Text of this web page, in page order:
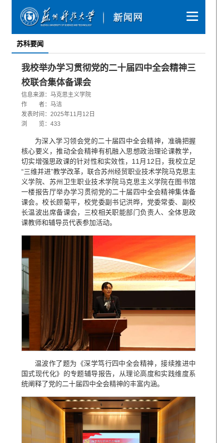
苏科要闻
我校举办学习贯彻党的二十届四中全会精神三
校联合集体备课会
信息来源：马克思主义学院
作 者：马洁
发表时间：2025年11月12日
浏 览： 433
为深入学习领会党的二十届四中全会精神，准确把握
核心要义，推动全会精神有机融入思想政治理论课教学，
切实增强思政课的针对性和实效性，11月12日，我校立足
“三维并进”教学改革，联合苏州经贸职业技术学院马克思主
义学院、苏州卫生职业技术学院马克思主义学院在图书馆
一楼报告厅举办学习贯彻党的二十届四中全会精神集体备
课会。校长顾菊平，校党委副书记洪晔，党委常委、副校
长温波出席备课会，三校相关职能部门负责人、全体思政
课教师和辅导员代表参加活动。
温波作了题为《深学笃行四中全会精神，接续推进中
国式现代化》的专题辅导报告，从理论高度和实践维度系
统阐释了党的二十届四中全会精神的丰富内涵。